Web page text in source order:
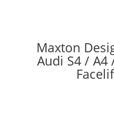
Maxton
Audi S4 / A4